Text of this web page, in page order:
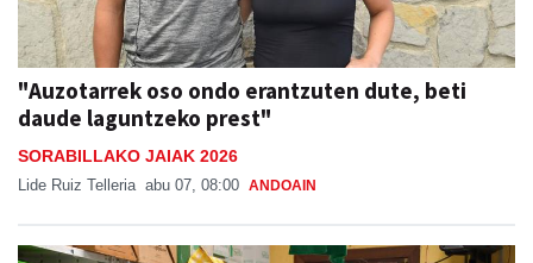
"Auzotarrek oso ondo erantzuten dute, beti
daude laguntzeko prest"
SORABILLAKO JAIAK 2026
Lide Ruiz Telleria abu 07, 08:00 ANDOAIN